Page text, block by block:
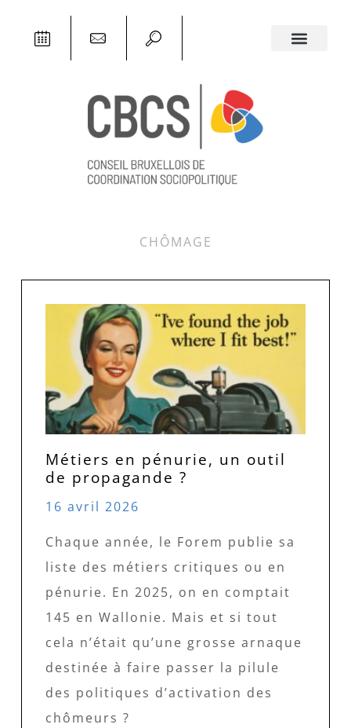
CHÔMAGE
Métiers en pénurie, un outil
de propagande ?
16 avril 2026
Chaque année, le Forem publie sa
liste des métiers critiques ou en
pénurie. En 2025, on en comptait
145 en Wallonie. Mais et si tout
cela n’était qu’une grosse arnaque
destinée à faire passer la pilule
des politiques d’activation des
chômeurs ?